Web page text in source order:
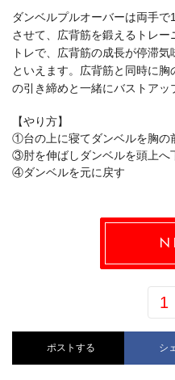
ダンベルプルオーバーは両手
させて、広背筋を鍛えるトレ
トレで、広背筋の成長が停滞
といえます。広背筋と同時に
の引き締めと一緒にバストアッ
【やり方】
①台の上に寝てダンベルを胸の
③肘を伸ばしダンベルを頭上へ
④ダンベルを元に戻す
1
ポストする シ